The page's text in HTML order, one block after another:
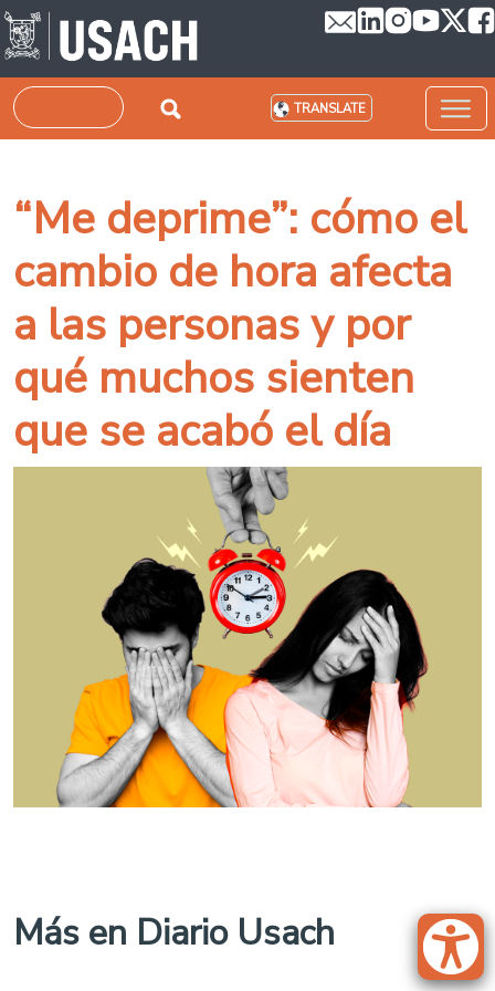
Skip to main content
Search TRANSLATE
“Me deprime”: cómo el
cambio de hora afecta
a las personas y por
qué muchos sienten
que se acabó el día
Más en Diario Usach